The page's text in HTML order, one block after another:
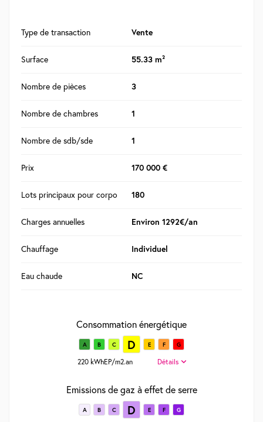
Type de transaction Vente
Surface 55.33 m²
Nombre de pièces 3
Nombre de chambres 1
Nombre de sdb/sde 1
Prix 170 000 €
Lots principaux pour corpo 180
Charges annuelles Environ 1292€/an
Chauffage Individuel
Eau chaude NC
Consommation énergétique
A B C D E F G
220 kWhEP/m2.an Détails
Emissions de gaz à effet de serre
A B C D E F G